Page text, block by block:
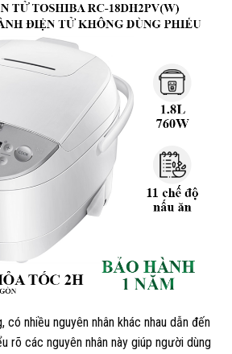
có nhiều nguyên nhân khác nhau dẫn đến
rõ các nguyên nhân này giúp người dùng